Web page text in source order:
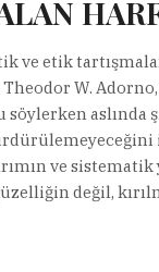
ve etik
W.
aslında
ve sistematik
değil,